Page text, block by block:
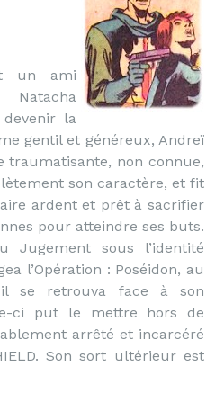
un ami
la
gentil et généreux, Andreï
traumatisante, non connue,
son caractère, et fit
ardent et prêt à sacrifier
pour atteindre ses buts.
Jugement sous l’identité
l’Opération : Poséidon, au
se retrouva face à son
ci put le mettre hors de
arrêté et incarcéré
Son sort ultérieur est